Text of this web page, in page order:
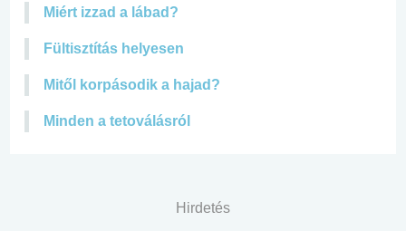
Miért izzad a lábad?
Fültisztítás helyesen
Mitől korpásodik a hajad?
Minden a tetoválásról
Hirdetés